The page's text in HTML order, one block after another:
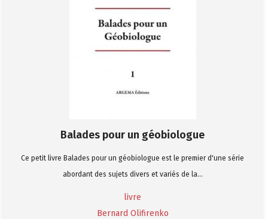
Balades pour un géobiologue
Ce petit livre Balades pour un géobiologue est le premier d'une série
abordant des sujets divers et variés de la...
livre
Bernard Olifirenko